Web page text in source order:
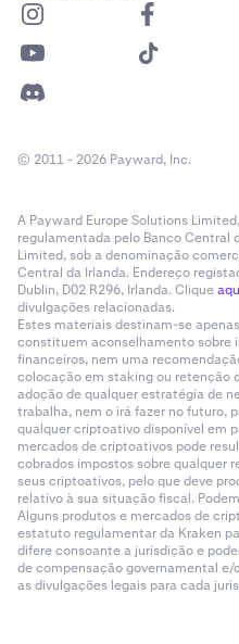
© 2011 - 2026 Payward, Inc.
A Payward Europe Solutions
regulamentada pelo Banco Central
Limited, sob a denominação
Central da Irlanda. Endereço
Dublin, D02 R296, Irlanda. Clique
divulgações relacionadas.
Estes materiais destinam-se
constituem aconselhamento sobre
financeiros, nem uma
colocação em staking ou retenção
adoção de qualquer estratégia de
trabalha, nem o irá fazer no futuro,
qualquer criptoativo disponível em
mercados de criptoativos pode
cobrados impostos sobre qualquer
seus criptoativos, pelo que deve
relativo à sua situação fiscal.
Alguns produtos e mercados de
estatuto regulamentar da Kraken
difere consoante a jurisdição e
de compensação governamental
as divulgações legais para cada